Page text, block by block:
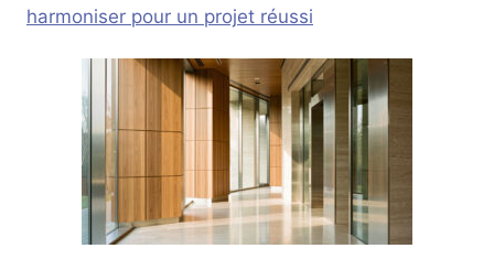
harmoniser pour un projet réussi